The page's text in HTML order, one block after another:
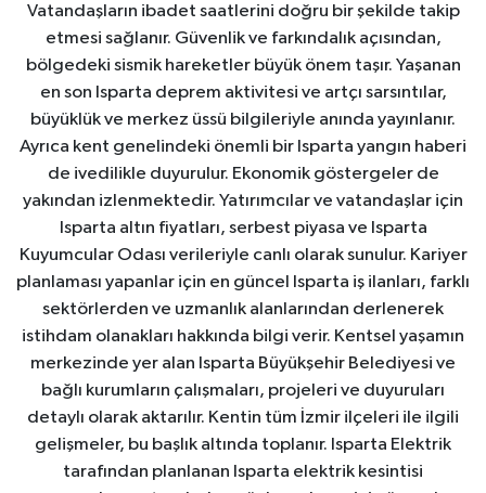
Vatandaşların ibadet saatlerini doğru bir şekilde takip
etmesi sağlanır. Güvenlik ve farkındalık açısından,
bölgedeki sismik hareketler büyük önem taşır. Yaşanan
en son Isparta deprem aktivitesi ve artçı sarsıntılar,
büyüklük ve merkez üssü bilgileriyle anında yayınlanır.
Ayrıca kent genelindeki önemli bir Isparta yangın haberi
de ivedilikle duyurulur. Ekonomik göstergeler de
yakından izlenmektedir. Yatırımcılar ve vatandaşlar için
Isparta altın fiyatları, serbest piyasa ve Isparta
Kuyumcular Odası verileriyle canlı olarak sunulur. Kariyer
planlaması yapanlar için en güncel Isparta iş ilanları, farklı
sektörlerden ve uzmanlık alanlarından derlenerek
istihdam olanakları hakkında bilgi verir. Kentsel yaşamın
merkezinde yer alan Isparta Büyükşehir Belediyesi ve
bağlı kurumların çalışmaları, projeleri ve duyuruları
detaylı olarak aktarılır. Kentin tüm İzmir ilçeleri ile ilgili
gelişmeler, bu başlık altında toplanır. Isparta Elektrik
tarafından planlanan Isparta elektrik kesintisi